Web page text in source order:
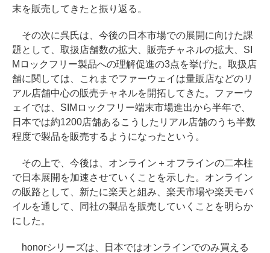
末を販売してきたと振り返る。
その次に呉氏は、今後の日本市場での展開に向けた課
題として、取扱店舗数の拡大、販売チャネルの拡大、SI
Mロックフリー製品への理解促進の3点を挙げた。取扱店
舗に関しては、これまでファーウェイは量販店などのリ
アル店舗中心の販売チャネルを開拓してきた。ファーウ
ェイでは、SIMロックフリー端末市場進出から半年で、
日本では約1200店舗あるこうしたリアル店舗のうち半数
程度で製品を販売するようになったという。
その上で、今後は、オンライン＋オフラインの二本柱
で日本展開を加速させていくことを示した。オンライン
の販路として、新たに楽天と組み、楽天市場や楽天モバ
イルを通して、同社の製品を販売していくことを明らか
にした。
honorシリーズは、日本ではオンラインでのみ買える